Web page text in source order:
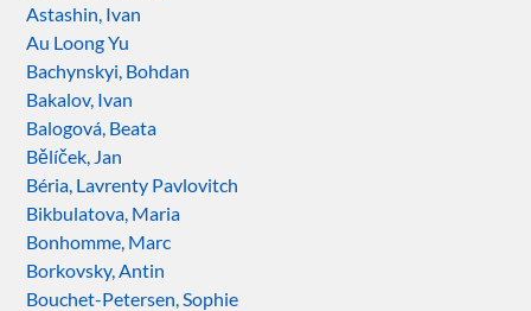
Astashin, Ivan
Au Loong Yu
Bachynskyi, Bohdan
Bakalov, Ivan
Balogová, Beata
Bělíček, Jan
Béria, Lavrenty Pavlovitch
Bikbulatova, Maria
Bonhomme, Marc
Borkovsky, Antin
Bouchet-Petersen, Sophie